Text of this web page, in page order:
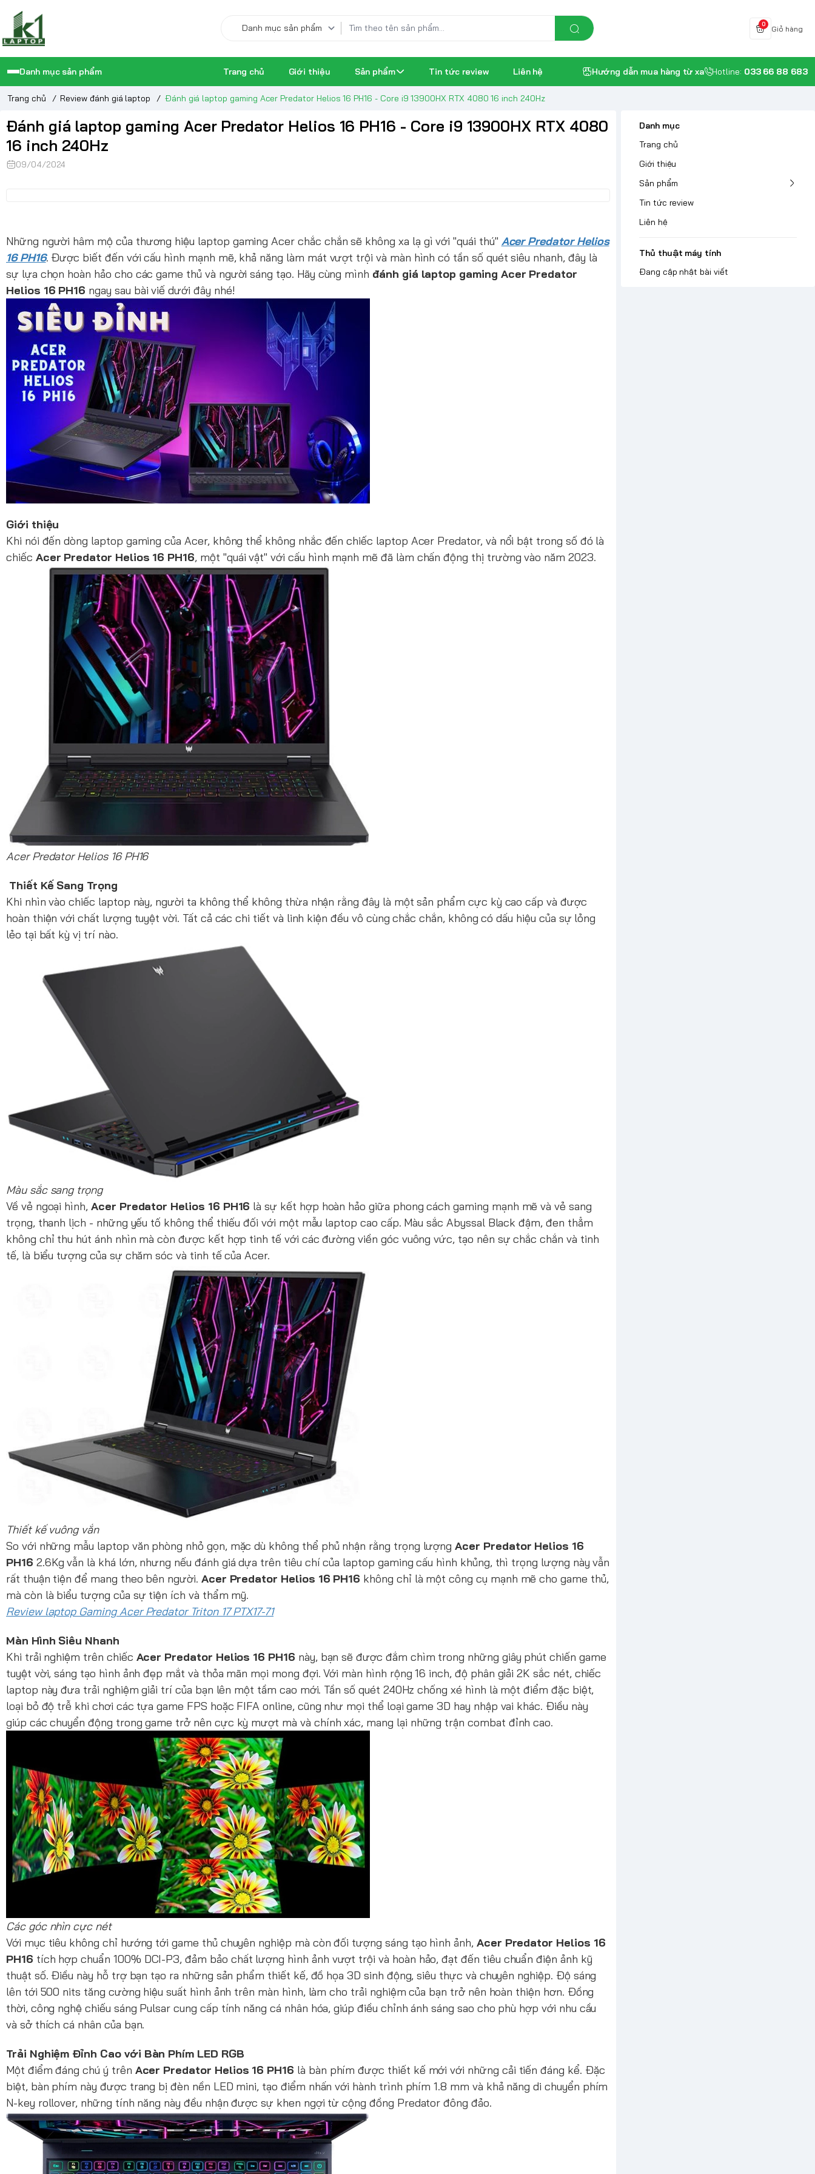
0
Giỏ hàng
Danh mục sản phẩm Trang chủ Giới thiệu Sản phẩm Tin tức review Liên hệ Hướng dẫn mua hàng từ xa Hotline: 033 66 88 683
Trang chủ / Review đánh giá laptop / Đánh giá laptop gaming Acer Predator Helios 16 PH16 - Core i9 13900HX RTX 4080 16 inch 240Hz
Đánh giá laptop gaming Acer Predator Helios 16 PH16 - Core i9 13900HX RTX 4080
16 inch 240Hz
09/04/2024
Những người hâm mộ của thương hiệu laptop gaming Acer chắc chắn sẽ không xa lạ gì với "quái thú" Acer Predator Helios
16 PH16. Được biết đến với cấu hình mạnh mẽ, khả năng làm mát vượt trội và màn hình có tần số quét siêu nhanh, đây là
sự lựa chọn hoàn hảo cho các game thủ và người sáng tạo. Hãy cùng mình đánh giá laptop gaming Acer Predator
Helios 16 PH16 ngay sau bài viế dưới đây nhé!
Giới thiệu
Khi nói đến dòng laptop gaming của Acer, không thể không nhắc đến chiếc laptop Acer Predator, và nổi bật trong số đó là
chiếc Acer Predator Helios 16 PH16, một "quái vật" với cấu hình mạnh mẽ đã làm chấn động thị trường vào năm 2023.
Acer Predator Helios 16 PH16
Thiết Kế Sang Trọng
Khi nhìn vào chiếc laptop này, người ta không thể không thừa nhận rằng đây là một sản phẩm cực kỳ cao cấp và được
hoàn thiện với chất lượng tuyệt vời. Tất cả các chi tiết và linh kiện đều vô cùng chắc chắn, không có dấu hiệu của sự lỏng
lẻo tại bất kỳ vị trí nào.
Màu sắc sang trọng
Về vẻ ngoại hình, Acer Predator Helios 16 PH16 là sự kết hợp hoàn hảo giữa phong cách gaming mạnh mẽ và vẻ sang
trọng, thanh lịch - những yếu tố không thể thiếu đối với một mẫu laptop cao cấp. Màu sắc Abyssal Black đậm, đen thẳm
không chỉ thu hút ánh nhìn mà còn được kết hợp tinh tế với các đường viền góc vuông vức, tạo nên sự chắc chắn và tinh
tế, là biểu tượng của sự chăm sóc và tinh tế của Acer.
Thiết kế vuông vắn
So với những mẫu laptop văn phòng nhỏ gọn, mặc dù không thể phủ nhận rằng trọng lượngAcer Predator Helios 16
PH16 2.6Kg vẫn là khá lớn, nhưng nếu đánh giá dựa trên tiêu chí của laptop gaming cấu hình khủng, thì trọng lượng này vẫn
rất thuận tiện để mang theo bên người. Acer Predator Helios 16 PH16 không chỉ là một công cụ mạnh mẽ cho game thủ,
mà còn là biểu tượng của sự tiện ích và thẩm mỹ.
Review laptop Gaming Acer Predator Triton 17 PTX17-71
Màn Hình Siêu Nhanh
Khi trải nghiệm trên chiếc Acer Predator Helios 16 PH16 này, bạn sẽ được đắm chìm trong những giây phút chiến game
tuyệt vời, sáng tạo hình ảnh đẹp mắt và thỏa mãn mọi mong đợi. Với màn hình rộng 16 inch, độ phân giải 2K sắc nét, chiếc
laptop này đưa trải nghiệm giải trí của bạn lên một tầm cao mới. Tần số quét 240Hz chống xé hình là một điểm đặc biệt,
loại bỏ độ trễ khi chơi các tựa game FPS hoặc FIFA online, cũng như mọi thể loại game 3D hay nhập vai khác. Điều này
giúp các chuyển động trong game trở nên cực kỳ mượt mà và chính xác, mang lại những trận combat đỉnh cao.
Các góc nhìn cực nét
Với mục tiêu không chỉ hướng tới game thủ chuyên nghiệp mà còn đối tượng sáng tạo hình ảnh, Acer Predator Helios 16
PH16 tích hợp chuẩn 100% DCI-P3, đảm bảo chất lượng hình ảnh vượt trội và hoàn hảo, đạt đến tiêu chuẩn điện ảnh kỹ
thuật số. Điều này hỗ trợ bạn tạo ra những sản phẩm thiết kế, đồ họa 3D sinh động, siêu thực và chuyên nghiệp. Độ sáng
lên tới 500 nits tăng cường hiệu suất hình ảnh trên màn hình, làm cho trải nghiệm của bạn trở nên hoàn thiện hơn. Đồng
thời, công nghệ chiếu sáng Pulsar cung cấp tính năng cá nhân hóa, giúp điều chỉnh ánh sáng sao cho phù hợp với nhu cầu
và sở thích cá nhân của bạn.
Trải Nghiệm Đỉnh Cao với Bàn Phím LED RGB
Một điểm đáng chú ý trên Acer Predator Helios 16 PH16 là bàn phím được thiết kế mới với những cải tiến đáng kể. Đặc
biệt, bàn phím này được trang bị đèn nền LED mini, tạo điểm nhấn với hành trình phím 1.8 mm và khả năng di chuyển phím
N-key rollover, những tính năng này đều nhận được sự khen ngợi từ cộng đồng Predator đông đảo.
Danh mục
Trang chủ
Giới thiệu
Sản phẩm
Tin tức review
Liên hệ
Thủ thuật máy tính
Đang cập nhật bài viết